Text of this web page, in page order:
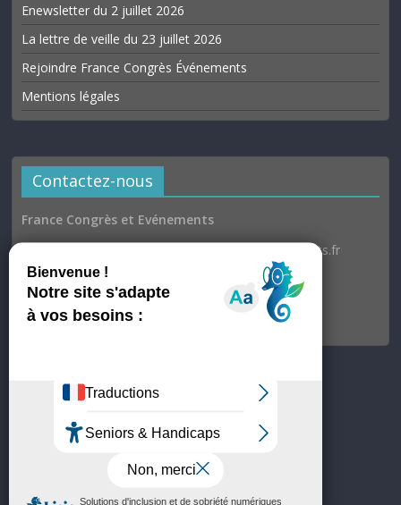
Enewsletter du 2 juillet 2026
La lettre de veille du 23 juillet 2026
Rejoindre France Congrès Événements
Mentions légales
Contactez-nous
France Congrès et Evénements
Email : communication@france-congres-evenements.fr
Heures d’ouverture
Du lundi au jeudi : 9h30–17h
Vendredi : 9h30–17h00
Site hébergé par OVH